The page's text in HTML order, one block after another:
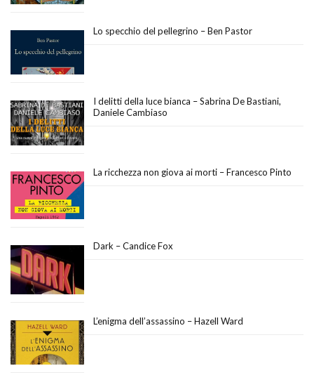
Lo specchio del pellegrino – Ben Pastor
I delitti della luce bianca – Sabrina De Bastiani,
Daniele Cambiaso
La ricchezza non giova ai morti – Francesco Pinto
Dark – Candice Fox
L’enigma dell’assassino – Hazell Ward